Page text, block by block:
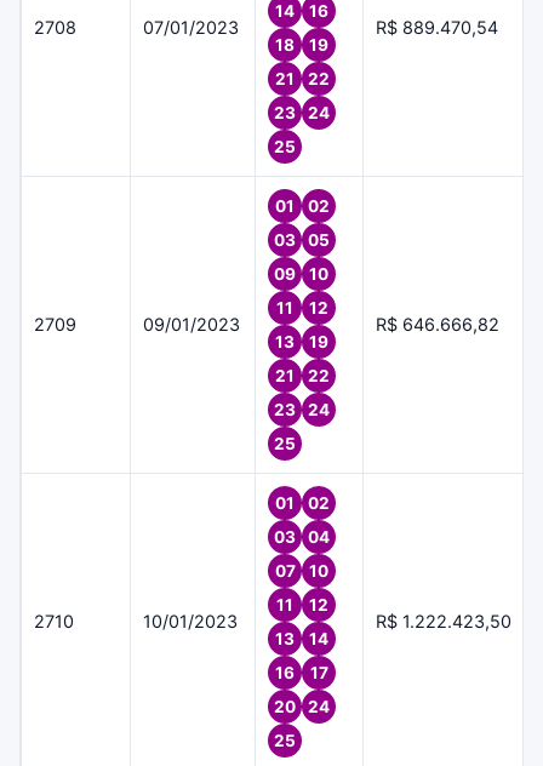
2708 07/01/2023
14
16
18
19
21
22
23
24
25
R$ 889.470,54
2709 09/01/2023
01
02
03
05
09
10
11
12
13
19
21
22
23
24
25
R$ 646.666,82
2710 10/01/2023
01
02
03
04
07
10
11
12
13
14
16
17
20
24
25
R$ 1.222.423,50